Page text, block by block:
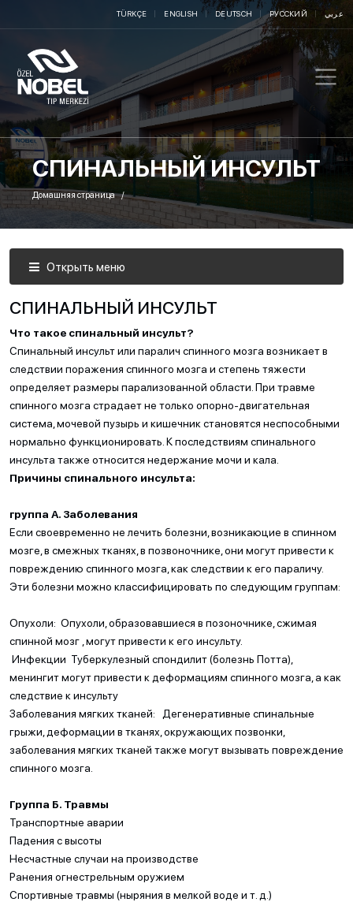
TÜRKÇE ENGLISH DEUTSCH РУССКИЙ عربي
СПИНАЛЬНЫЙ ИНСУЛЬТ
Домашняя страница
Открыть меню
СПИНАЛЬНЫЙ ИНСУЛЬТ
Что такое спинальный инсульт?
Спинальный инсульт или паралич спинного мозга возникает в
следствии поражения спинного мозга и степень тяжести
определяет размеры парализованной области. При травме
спинного мозга страдает не только опорно-двигательная
система, мочевой пузырь и кишечник становятся неспособными
нормально функционировать. К последствиям спинального
инсульта также относится недержание мочи и кала.
Причины спинального инсульта:
группа A. Заболевания
Если своевременно не лечить болезни, возникаюцие в спинном
мозге, в смежных тканях, в позвоночнике, они могут привести к
повреждению спинного мозга, как следствии к его параличу.
Эти болезни можно классифицировать по следующим группам:
Опухоли: Опухоли, образовавшиеся в позоночнике, сжимая
спинной мозг , могут привести к его инсульту.
Инфекции Туберкулезный спондилит (болезнь Потта),
менингит могут привести к деформациям спинного мозга, а как
следствие к инсульту
Заболевания мягких тканей: Дегенеративные спинальные
грыжи, деформации в тканях, окружающих позвонки,
заболевания мягких тканей также могут вызывать повреждение
спинного мозга.
Группа Б. Травмы
Транспортные аварии
Падения с высоты
Несчастные случаи на производстве
Ранения огнестрельным оружием
Спортивные травмы (ныряния в мелкой воде и т. д.)